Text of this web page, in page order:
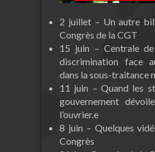
2 juillet – Un autre
Congrès de la CGT
15 juin – Centrale
discrimination face
dans la sous-traitance
11 juin – Quand les
gouvernement
l’ouvrier.e
8 juin – Quelques
Congrès